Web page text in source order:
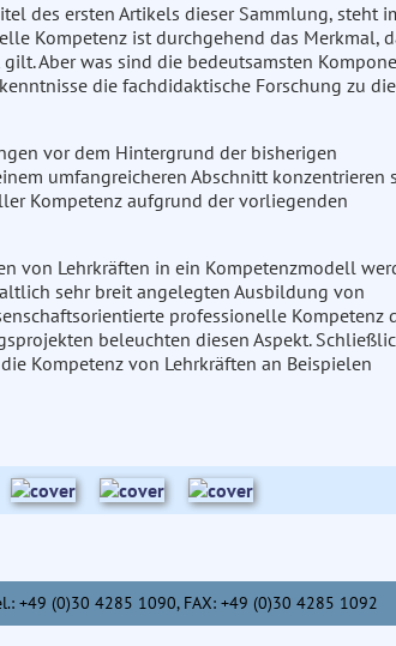
des ersten Artikels dieser Sammlung, steht
Kompetenz ist durchgehend das Merkmal,
Aber was sind die bedeutsamsten
die fachdidaktische Forschung zu
vor dem Hintergrund der bisherigen
umfangreicheren Abschnitt konzentrieren
Kompetenz aufgrund der vorliegenden
von Lehrkräften in ein Kompetenzmodell
sehr breit angelegten Ausbildung von
professionelle Kompetenz
beleuchten diesen Aspekt.
Kompetenz von Lehrkräften an Beispielen
+49 (0)30 4285 1090, FAX: +49 (0)30 4285 1092